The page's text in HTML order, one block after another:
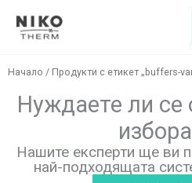
Начало / Продукти с етикет „buffers-
Нуждаете ли
Нашите експерти ще ви
най-подходящата